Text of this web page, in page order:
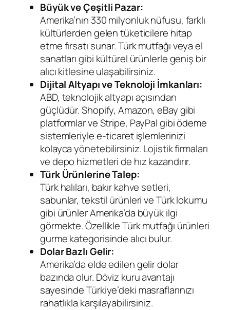
Büyük ve Çeşitli Pazar:
Amerika’nın 330 milyonluk nüfusu, farklı
kültürlerden gelen tüketicilere hitap
etme fırsatı sunar. Türk mutfağı veya el
sanatları gibi kültürel ürünlerle geniş bir
alıcı kitlesine ulaşabilirsiniz.
Dijital Altyapı ve Teknoloji İmkanları:
ABD, teknolojik altyapı açısından
güçlüdür. Shopify, Amazon, eBay gibi
platformlar ve Stripe, PayPal gibi ödeme
sistemleriyle e-ticaret işlemlerinizi
kolayca yönetebilirsiniz. Lojistik firmaları
ve depo hizmetleri de hız kazandırır.
Türk Ürünlerine Talep:
Türk halıları, bakır kahve setleri,
sabunlar, tekstil ürünleri ve Türk lokumu
gibi ürünler Amerika’da büyük ilgi
görmekte. Özellikle Türk mutfağı ürünleri
gurme kategorisinde alıcı bulur.
Dolar Bazlı Gelir:
Amerika’da elde edilen gelir dolar
bazında olur. Döviz kuru avantajı
sayesinde Türkiye’deki masraflarınızı
rahatlıkla karşılayabilirsiniz.